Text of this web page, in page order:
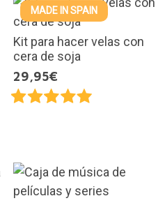
MADE IN SPAIN
Kit para hacer velas con
cera de soja
29,95€